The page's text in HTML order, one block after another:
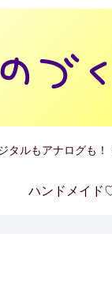
タルもアナログも
ハンドメイド